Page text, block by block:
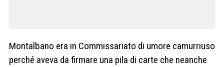
Montalbano era in Commissariato di umore camurriuso
perché aveva da firmare una pila di carte che neanche